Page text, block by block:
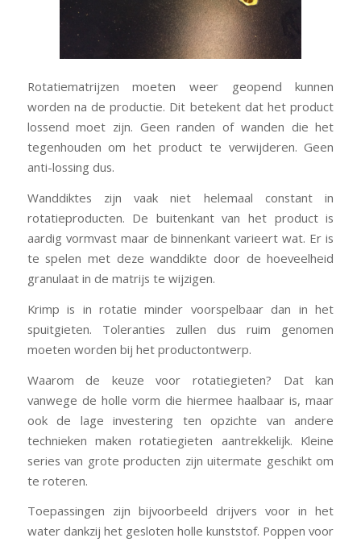
Rotatiematrijzen moeten weer geopend kunnen
worden na de productie. Dit betekent dat het product
lossend moet zijn. Geen randen of wanden die het
tegenhouden om het product te verwijderen. Geen
anti-lossing dus.
Wanddiktes zijn vaak niet helemaal constant in
rotatieproducten. De buitenkant van het product is
aardig vormvast maar de binnenkant varieert wat. Er is
te spelen met deze wanddikte door de hoeveelheid
granulaat in de matrijs te wijzigen.
Krimp is in rotatie minder voorspelbaar dan in het
spuitgieten. Toleranties zullen dus ruim genomen
moeten worden bij het productontwerp.
Waarom de keuze voor rotatiegieten? Dat kan
vanwege de holle vorm die hiermee haalbaar is, maar
ook de lage investering ten opzichte van andere
technieken maken rotatiegieten aantrekkelijk. Kleine
series van grote producten zijn uitermate geschikt om
te roteren.
Toepassingen zijn bijvoorbeeld drijvers voor in het
water dankzij het gesloten holle kunststof. Poppen voor